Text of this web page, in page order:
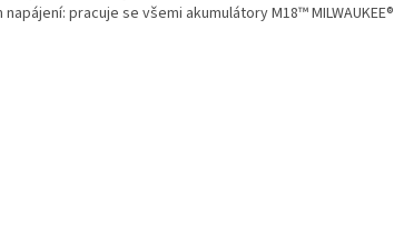
pracuje se všemi akumulátory M18™ MILWAUKEE®